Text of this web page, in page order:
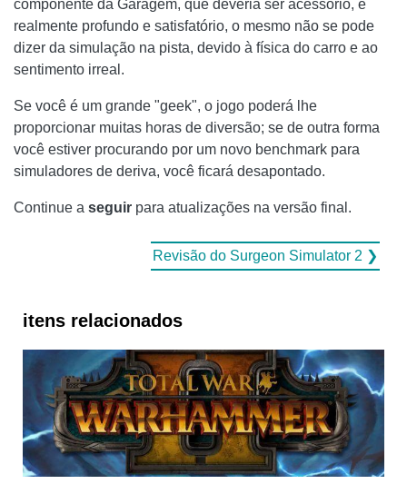
componente da Garagem, que deveria ser acessório, é
realmente profundo e satisfatório, o mesmo não se pode
dizer da simulação na pista, devido à física do carro e ao
sentimento irreal.
Se você é um grande "geek", o jogo poderá lhe
proporcionar muitas horas de diversão; se de outra forma
você estiver procurando por um novo benchmark para
simuladores de deriva, você ficará desapontado.
Continue a seguir para atualizações na versão final.
Revisão do Surgeon Simulator 2 ❯
itens relacionados